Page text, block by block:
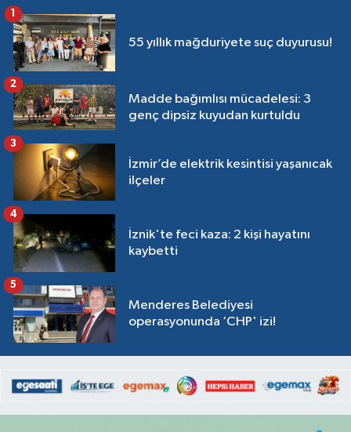
55 yıllık mağduriyete suç duyurusu!
1
Madde bağımlısı mücadelesi: 3
genç dipsiz kuyudan kurtuldu
2
İzmir’de elektrik kesintisi yaşanıcak
ilçeler
3
İznik'te feci kaza: 2 kişi hayatını
kaybetti
4
Menderes Belediyesi
operasyonunda ‘CHP' izi!
5